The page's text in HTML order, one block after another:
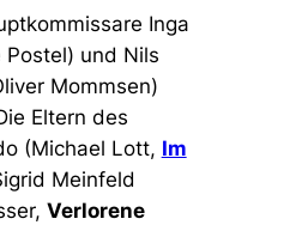
Inga
Postel) und Nils
Mommsen)
Eltern des
(Michael Lott, Im
Meinfeld
Verlorene